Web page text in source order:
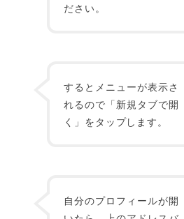
ださい。
するとメニューが表示さ
れるので「新規タブで開
く」をタップします。
自分のプロフィールが開